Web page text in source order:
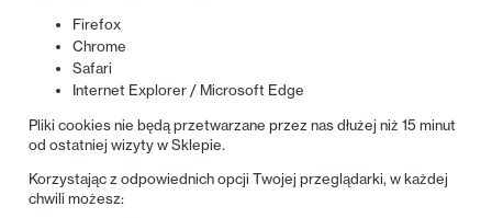
Firefox
Chrome
Safari
Internet Explorer / Microsoft Edge
Pliki cookies nie będą przetwarzane przez nas dłużej niż 15 minut
od ostatniej wizyty w Sklepie.
Korzystając z odpowiednich opcji Twojej przeglądarki, w każdej
chwili możesz: